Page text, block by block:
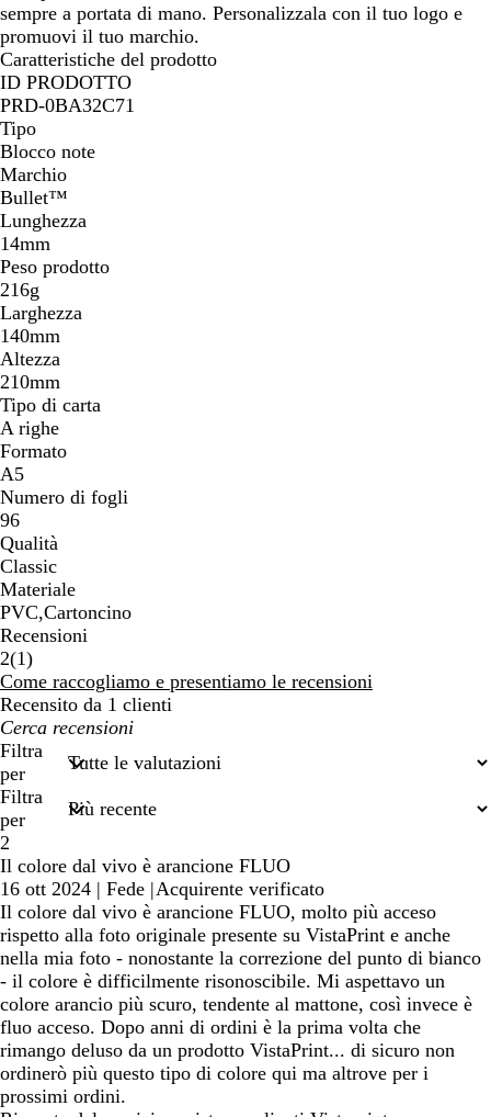
m
e
e
n
e
sempre a portata di mano. Personalizzala con il tuo logo e
promuovi il tuo marchio.
Caratteristiche del prodotto
ID PRODOTTO
PRD-0BA32C71
Tipo
Blocco note
Marchio
Bullet™
Lunghezza
14mm
Peso prodotto
216g
Larghezza
140mm
Altezza
210mm
Tipo di carta
A righe
Formato
A5
Numero di fogli
96
Qualità
Classic
Materiale
PVC,Cartoncino
Recensioni
2(11
recensioni
)
Come raccogliamo e presentiamo le recensioni
Recensito da 1 clienti
I
miei
termini
di
ricerca
Filtra
per
Filtra
per
2
Il colore dal vivo è arancione FLUO
16 ott 2024 | Fede |Acquirente verificato
Il colore dal vivo è arancione FLUO, molto più acceso
rispetto alla foto originale presente su VistaPrint e anche
nella mia foto - nonostante la correzione del punto di bianco
- il colore è difficilmente risonoscibile. Mi aspettavo un
colore arancio più scuro, tendente al mattone, così invece è
fluo acceso. Dopo anni di ordini è la prima volta che
rimango deluso da un prodotto VistaPrint... di sicuro non
ordinerò più questo tipo di colore qui ma altrove per i
prossimi ordini.